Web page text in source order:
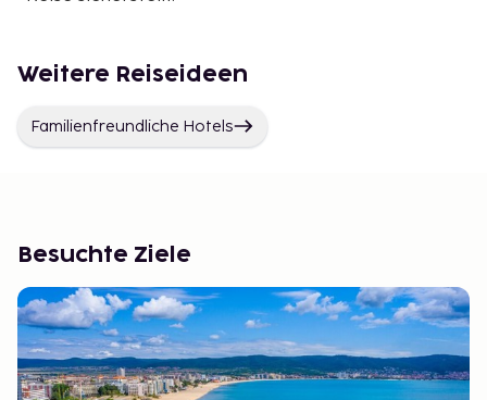
Weitere Reiseideen
Familienfreundliche Hotels
Besuchte Ziele